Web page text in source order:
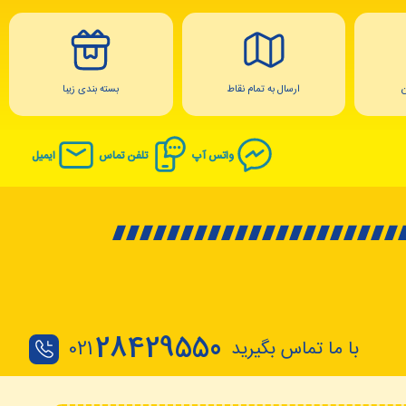
ارسال به تمام نقاط بسته بندی زیبا
واتس آپ تلفن تماس ایمیل
28429550
021 با ما تماس بگیرید